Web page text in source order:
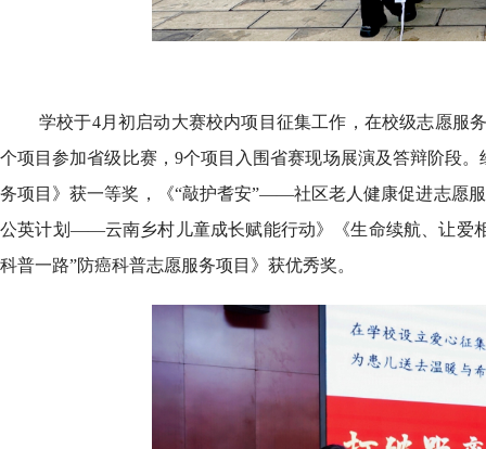
学校于4月初启动大赛校内项目征集工作，在校级志愿服
个项目参加省级比赛，9个项目入围省赛现场展演及答辩阶段
务项目》获一等奖，《“敲护耆安”——社区老人健康促进志愿
公英计划——云南乡村儿童成长赋能行动》《生命续航、让爱
科普一路”防癌科普志愿服务项目》获优秀奖。